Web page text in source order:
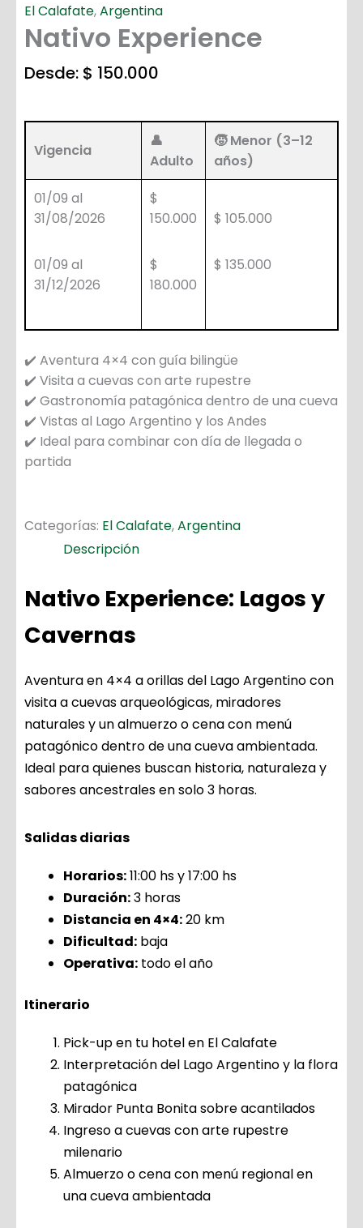
El Calafate,Argentina
Nativo Experience
Desde: $ 150.000
Vigencia
👤
Adulto
🧒 Menor (3–12
años)
01/09 al
31/08/2026
01/09 al
31/12/2026
$
150.000
$
180.000
$ 105.000
$ 135.000
✔️ Aventura 4×4 con guía bilingüe
✔️ Visita a cuevas con arte rupestre
✔️ Gastronomía patagónica dentro de una cueva
✔️ Vistas al Lago Argentino y los Andes
✔️ Ideal para combinar con día de llegada o
partida
Categorías: El Calafate,Argentina
Descripción
Nativo Experience: Lagos y
Cavernas
Aventura en 4×4 a orillas del Lago Argentino con
visita a cuevas arqueológicas, miradores
naturales y un almuerzo o cena con menú
patagónico dentro de una cueva ambientada.
Ideal para quienes buscan historia, naturaleza y
sabores ancestrales en solo 3 horas.
Salidas diarias
Horarios:11:00 hs y 17:00 hs
Duración:3 horas
Distancia en 4×4:20 km
Dificultad: baja
Operativa: todo el año
Itinerario
Pick-up en tu hotel en El Calafate
Interpretación del Lago Argentino y la flora
patagónica
Mirador Punta Bonita sobre acantilados
Ingreso a cuevas con arte rupestre
milenario
Almuerzo o cena con menú regional en
una cueva ambientada